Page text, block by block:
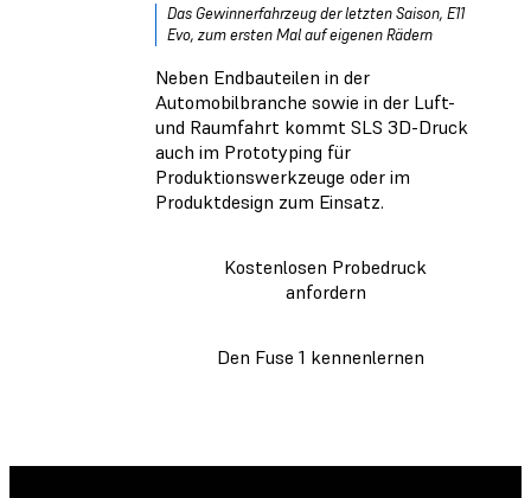
Das Gewinnerfahrzeug der letzten Saison, E11
Evo, zum ersten Mal auf eigenen Rädern
Neben Endbauteilen in der
Automobilbranche sowie in der Luft-
und Raumfahrt kommt SLS 3D-Druck
auch im Prototyping für
Produktionswerkzeuge oder im
Produktdesign zum Einsatz.
Kostenlosen Probedruck
anfordern
Den Fuse 1 kennenlernen